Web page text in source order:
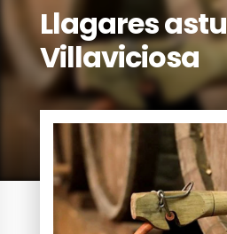
Llagares
Villaviciosa